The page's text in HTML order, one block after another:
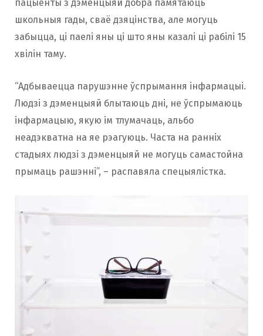
пацыенты з дэменцыяй добра памятаюць
школьныя гады, сваё дзяцінства, але могуць
забыцца, ці паелі яны ці што яны казалі ці рабілі 15
хвілін таму.
“Адбываецца парушэнне ўспрымання інфармацыі.
Людзі з дэменцыяй блытаюць дні, не ўспрымаюць
інфармацыю, якую ім тлумачаць, альбо
неадэкватна на яе рэагуюць. Часта на ранніх
стадыях людзі з дэменцыяй не могуць самастойна
прымаць рашэнні”, – распавяла спецыялістка.